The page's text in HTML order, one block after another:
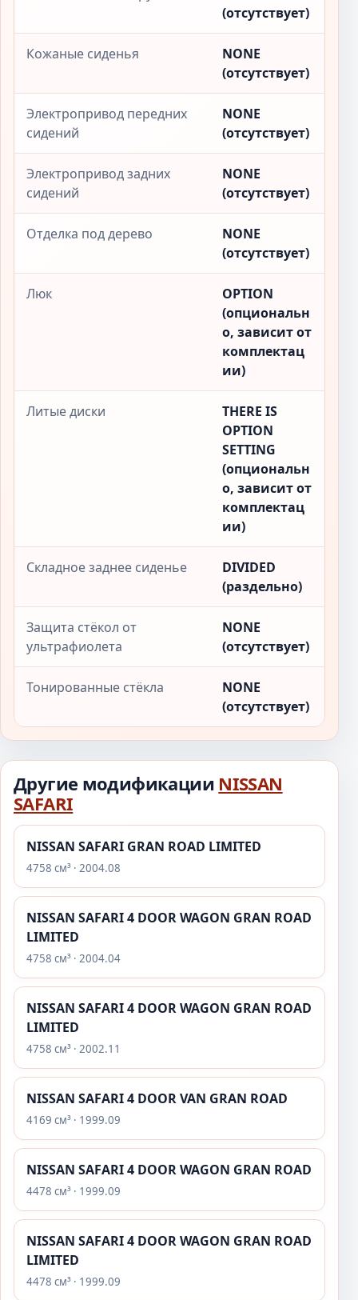
(отсутствует)
Кожаные сиденья
NONE
(отсутствует)
Электропривод передних
сидений
NONE
(отсутствует)
Электропривод задних
сидений
NONE
(отсутствует)
Отделка под дерево
NONE
(отсутствует)
Люк
OPTION
(опциональн
о, зависит от
комплектац
ии)
Литые диски
THERE IS
OPTION
SETTING
(опциональн
о, зависит от
комплектац
ии)
Складное заднее сиденье
DIVIDED
(раздельно)
Защита стёкол от
ультрафиолета
NONE
(отсутствует)
Тонированные стёкла
NONE
(отсутствует)
Другие модификации NISSAN
SAFARI
NISSAN SAFARI GRAN ROAD LIMITED
4758 см³ · 2004.08
NISSAN SAFARI 4 DOOR WAGON GRAN ROAD
LIMITED
4758 см³ · 2004.04
NISSAN SAFARI 4 DOOR WAGON GRAN ROAD
LIMITED
4758 см³ · 2002.11
NISSAN SAFARI 4 DOOR VAN GRAN ROAD
4169 см³ · 1999.09
NISSAN SAFARI 4 DOOR WAGON GRAN ROAD
4478 см³ · 1999.09
NISSAN SAFARI 4 DOOR WAGON GRAN ROAD
LIMITED
4478 см³ · 1999.09